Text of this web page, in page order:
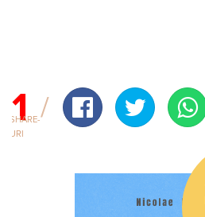
1
SHARE-
URI